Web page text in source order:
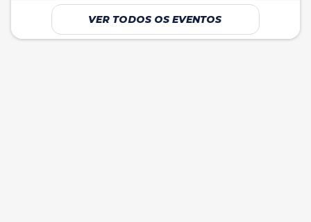
VER TODOS OS EVENTOS